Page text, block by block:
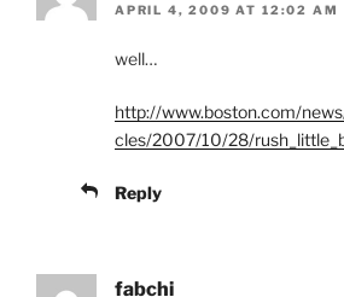
APRIL 4, 2009 AT 12:02 AM
well…
http://www.boston.com/
cles/2007/10/28/
Reply
fabchi